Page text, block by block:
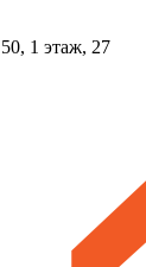
1 этаж, 27